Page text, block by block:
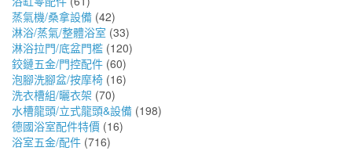
蒸氣機/桑拿設備 (42)
淋浴/蒸氣/整體浴室 (33)
淋浴拉門/底盆門檻 (120)
鉸鏈五金/門控配件 (60)
泡腳洗腳盆/按摩椅 (16)
洗衣槽組/曬衣架 (70)
水槽龍頭/立式龍頭&設備 (198)
德國浴室配件特價 (16)
浴室五金/配件 (716)